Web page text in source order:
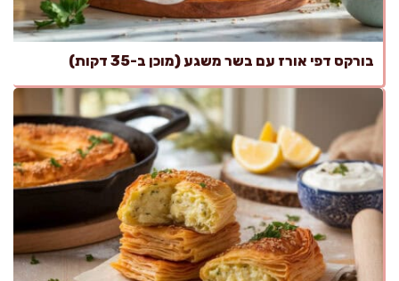
בורקס דפי אורז עם בשר משגע (מוכן ב-35 דקות)